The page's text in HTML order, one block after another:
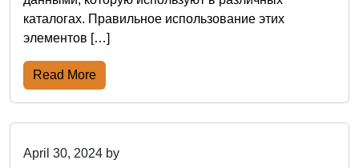
каталогах. Правильное использование этих
элементов […]
Read More
April 30, 2024 by